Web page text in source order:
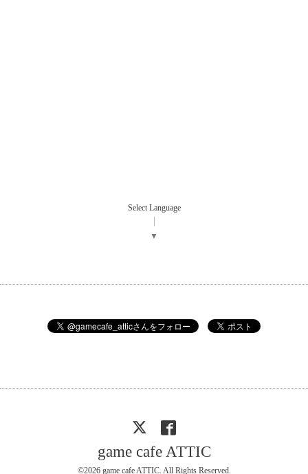
Select Language
▼
game cafe ATTIC
©2026 game cafe ATTIC. All Rights Reserved.